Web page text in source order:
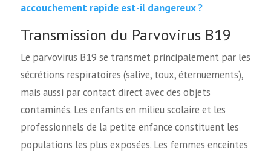
accouchement rapide est-il dangereux ?
Transmission du Parvovirus B19
Le parvovirus B19 se transmet principalement par les
sécrétions respiratoires (salive, toux, éternuements),
mais aussi par contact direct avec des objets
contaminés. Les enfants en milieu scolaire et les
professionnels de la petite enfance constituent les
populations les plus exposées. Les femmes enceintes